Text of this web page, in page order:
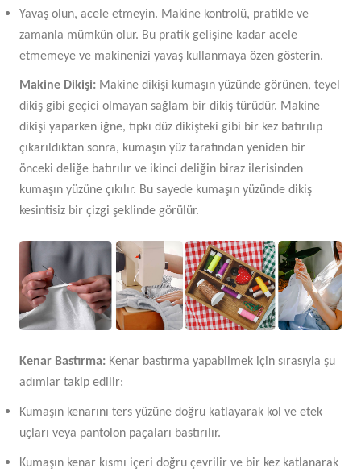
Yavaş olun, acele etmeyin. Makine kontrolü, pratikle ve
zamanla mümkün olur. Bu pratik gelişine kadar acele
etmemeye ve makinenizi yavaş kullanmaya özen gösterin.
Makine Dikişi: Makine dikişi kumaşın yüzünde görünen, teyel
dikiş gibi geçici olmayan sağlam bir dikiş türüdür. Makine
dikişi yaparken iğne, tıpkı düz dikişteki gibi bir kez batırılıp
çıkarıldıktan sonra, kumaşın yüz tarafından yeniden bir
önceki deliğe batırılır ve ikinci deliğin biraz ilerisinden
kumaşın yüzüne çıkılır. Bu sayede kumaşın yüzünde dikiş
kesintisiz bir çizgi şeklinde görülür.
Kenar Bastırma: Kenar bastırma yapabilmek için sırasıyla şu
adımlar takip edilir:
Kumaşın kenarını ters yüzüne doğru katlayarak kol ve etek
uçları veya pantolon paçaları bastırılır.
Kumaşın kenar kısmı içeri doğru çevrilir ve bir kez katlanarak